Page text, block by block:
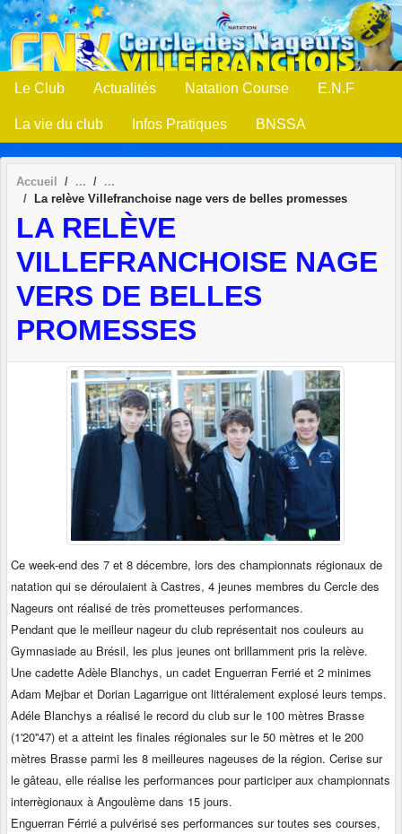
Le Club Actualités Natation Course E.N.F
La vie du club Infos Pratiques BNSSA
Accueil
La relève Villefranchoise nage vers de belles promesses
LA RELÈVE
VILLEFRANCHOISE NAGE
VERS DE BELLES
PROMESSES
Ce week-end des 7 et 8 décembre, lors des championnats régionaux de
natation qui se déroulaient à Castres, 4 jeunes membres du Cercle des
Nageurs ont réalisé de très prometteuses performances.
Pendant que le meilleur nageur du club représentait nos couleurs au
Gymnasiade au Brésil, les plus jeunes ont brillamment pris la relève.
Une cadette Adèle Blanchys, un cadet Enguerran Ferrié et 2 minimes
Adam Mejbar et Dorian Lagarrigue ont littéralement explosé leurs temps.
Adéle Blanchys a réalisé le record du club sur le 100 mètres Brasse
(1'20''47) et a atteint les finales régionales sur le 50 mètres et le 200
mètres Brasse parmi les 8 meilleures nageuses de la région. Cerise sur
le gâteau, elle réalise les performances pour participer aux championnats
interrègionaux à Angoulème dans 15 jours.
Enguerran Férrié a pulvérisé ses performances sur toutes ses courses,
Panneau de gestion des cookies